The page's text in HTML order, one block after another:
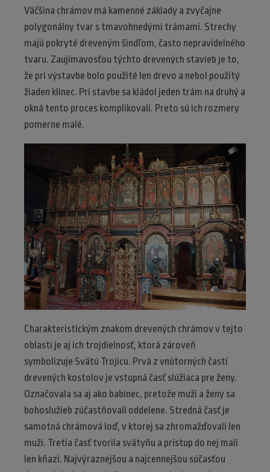
Väčšina chrámov má kamenné základy a zvyčajne
polygonálny tvar s tmavohnedými trámami. Strechy
majú pokryté dreveným šindľom, často nepravidelného
tvaru. Zaujímavosťou týchto drevených stavieb je to,
že pri výstavbe bolo použité len drevo a nebol použitý
žiaden klinec. Pri stavbe sa kládol jeden trám na druhý a
okná tento proces komplikovali. Preto sú ich rozmery
pomerne malé.
Charakteristickým znakom drevených chrámov v tejto
oblasti je aj ich trojdielnosť, ktorá zároveň
symbolizuje Svätú Trojicu. Prvá z vnútorných častí
drevených kostolov je vstupná časť slúžiaca pre ženy.
Označovala sa aj ako babinec, pretože muži a ženy sa
bohoslužieb zúčastňovali oddelene. Stredná časť je
samotná chrámová loď, v ktorej sa zhromažďovali len
muži. Tretia časť tvorila svätyňu a prístup do nej mali
len kňazi. Najvýraznejšou a najcennejšou súčasťou